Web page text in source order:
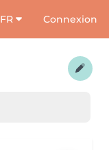
FR Connexion